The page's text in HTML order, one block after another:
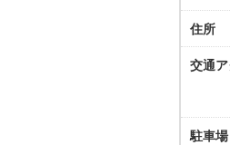
住所
交通
駐車場